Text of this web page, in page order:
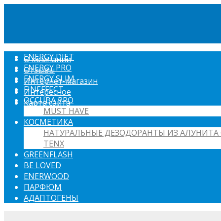
О компании
Отзывы
Интернет-магазин
Интересное
Карта сайта
ENERGY DIET
ENERGY PRO
ENERGY SLIM
FINEFFECT
OCCUBA PRO
MUST HAVE
КОСМЕТИКА
НАТУРАЛЬНЫЕ ДЕЗОДОРАНТЫ ИЗ АЛУНИТА
TENX
GREENFLASH
BE LOVED
ENERWOOD
ПАРФЮМ
АДАПТОГЕНЫ